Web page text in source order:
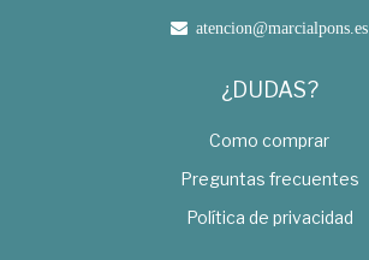
atencion@marcialpons.es
¿DUDAS?
Como comprar
Preguntas frecuentes
Política de privacidad